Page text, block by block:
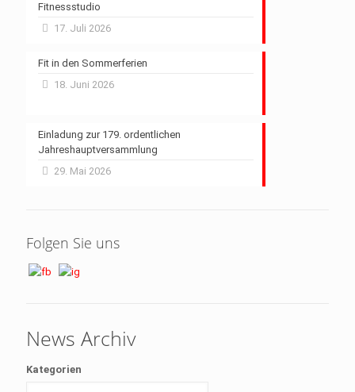
Fitnessstudio
17. Juli 2026
Fit in den Sommerferien
18. Juni 2026
Einladung zur 179. ordentlichen
Jahreshauptversammlung
29. Mai 2026
Folgen Sie uns
News Archiv
Kategorien